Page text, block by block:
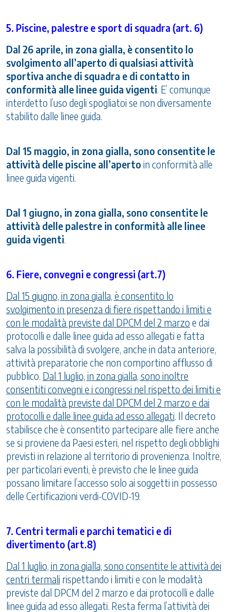
5. Piscine, palestre e sport di squadra (art. 6)
Dal 26 aprile, in zona gialla, è consentito lo
svolgimento all’aperto di qualsiasi attività
sportiva anche di squadra e di contatto in
conformità alle linee guida vigenti. E’ comunque
interdetto l’uso degli spogliatoi se non diversamente
stabilito dalle linee guida.
Dal 15 maggio, in zona gialla, sono consentite le
attività delle piscine all’aperto in conformità alle
linee guida vigenti.
Dal 1 giugno, in zona gialla, sono consentite le
attività delle palestre in conformità alle linee
guida vigenti.
6. Fiere, convegni e congressi (art.7)
Dal 15 giugno, in zona gialla, è consentito lo
svolgimento in presenza di fiere rispettando i limiti e
con le modalità previste dal DPCM del 2 marzo e dai
protocolli e dalle linee guida ad esso allegati e fatta
salva la possibilità di svolgere, anche in data anteriore,
attività preparatorie che non comportino afflusso di
pubblico. Dal 1 luglio, in zona gialla, sono inoltre
consentiti convegni e i congressi nel rispetto dei limiti e
con le modalità previste dal DPCM del 2 marzo e dai
protocolli e dalle linee guida ad esso allegati. Il decreto
stabilisce che è consentito partecipare alle fiere anche
se si proviene da Paesi esteri, nel rispetto degli obblighi
previsti in relazione al territorio di provenienza. Inoltre,
per particolari eventi, è previsto che le linee guida
possano limitare l’accesso solo ai soggetti in possesso
delle Certificazioni verdi-COVID-19.
7. Centri termali e parchi tematici e di
divertimento (art.8)
Dal 1 luglio, in zona gialla, sono consentite le attività dei
centri termali rispettando i limiti e con le modalità
previste dal DPCM del 2 marzo e dai protocolli e dalle
linee guida ad esso allegati. Resta ferma l’attività dei